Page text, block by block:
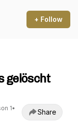
+ Follow
gelöscht
1•
Share